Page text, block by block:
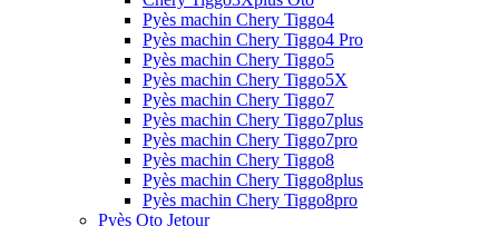
Pyès machin Chery Tiggo4
Pyès machin Chery Tiggo4 Pro
Pyès machin Chery Tiggo5
Pyès machin Chery Tiggo5X
Pyès machin Chery Tiggo7
Pyès machin Chery Tiggo7plus
Pyès machin Chery Tiggo7pro
Pyès machin Chery Tiggo8
Pyès machin Chery Tiggo8plus
Pyès machin Chery Tiggo8pro
Pyès Oto Jetour